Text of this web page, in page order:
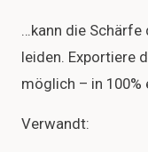
…kann die Schärfe
leiden. Exportiere
möglich – in 100%
Verwandt: